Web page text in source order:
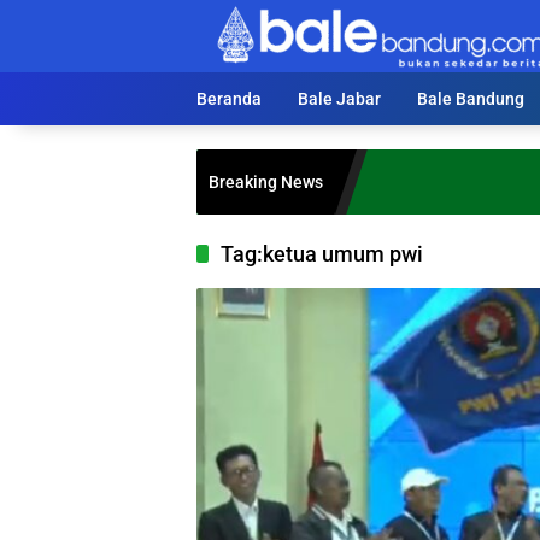
Beranda Bale Jabar Bale Bandung
Breaking News
Tag:ketua umum pwi